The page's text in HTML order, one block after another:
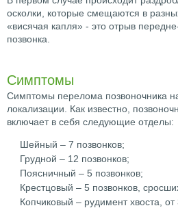
осколки, которые смещаются в
«висячая капля» - это отрыв
позвонка.
Симптомы
Симптомы перелома позвоночника
локализации. Как известно,
включает в себя следующие отделы:
Шейный – 7 позвонков;
Грудной – 12 позвонков;
Поясничный – 5 позвонков;
Крестцовый – 5 позвонков,
Копчиковый – рудимент хвоста, от